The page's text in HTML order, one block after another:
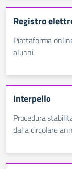
Registro
Piattaforma
alunni.
Interpello
Procedura
dalla circolare